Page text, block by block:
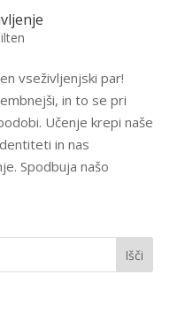
vseživljenjski par!
in to se pri
Učenje krepi naše
in nas
Spodbuja našo